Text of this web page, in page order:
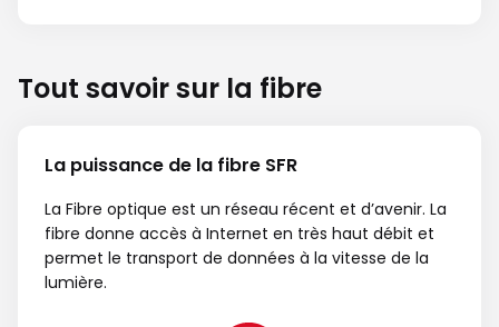
Tout savoir sur la fibre
La puissance de la fibre SFR
La Fibre optique est un réseau récent et d’avenir. La
fibre donne accès à Internet en très haut débit et
permet le transport de données à la vitesse de la
lumière.